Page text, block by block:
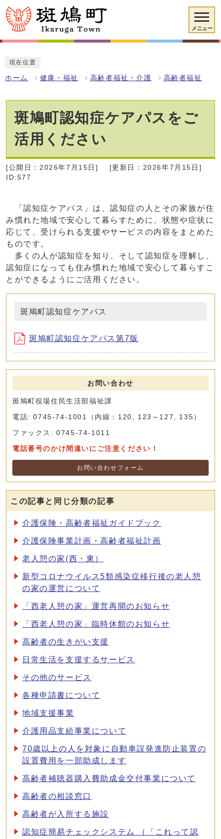
メニュー
現在位置
ホーム 健康・福祉 高齢者福祉・介護 高齢者福祉
斑鳩町認知症ケアパスをご
活用ください
[公開日：2026年7月15日]
[更新日：2026年7月15日]
ID:577
「認知症ケアパス」は、認知症の人とその家族が住
み慣れた地域で安心して暮らすために、状態や症状に
応じて、受けられる支援やサービスの内容をまとめた
ものです。
多くの人が認知症を知り、そして認知症を理解し、
認知症になっても住み慣れた地域で安心して暮らすこ
とができるようにご活用ください。
斑鳩町認知症ケアパス
斑鳩町認知症ケアパス第7版
お問い合わせ
斑鳩町役場住民生活部福祉課
電話: 0745-74-1001（内線：120, 123～127, 135）
ファックス: 0745-74-1011
電話番号のかけ間違いにご注意ください！
お問い合わせフォーム
この記事と同じ分類の記事
介護保険・高齢者福祉ガイドブック
介護保険事業計画・高齢者福祉計画
老人憩の家(西・東）
新型コロナウイルス5類感染症移行後の老人憩
の家の運営について
「西老人憩の家」運営再開のお知らせ
「西老人憩の家」臨時休館のお知らせ
高齢者の生きがい支援
日常生活を支援するサービス
その他のサービス
各種申請書について
地域支援事業
介護用品支給事業について
70歳以上の人を対象に自動車誤発進防止装置の
設置費用を一部助成します
高齢者補聴器購入費助成金交付事業について
高齢者の相談窓口
高齢者が入所する施設
認知症簡易チェックシステム （「これって認